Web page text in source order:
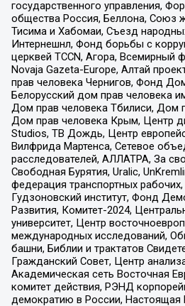
государственного управления,
общества Россия, Беллона, Союз
Тисима и Хабомаи, Съезд
Интернешнл, Фонд борьбы с
церквей TCCN, Агора, Всемирный
Novaja Gazeta-Europe, Алтай
прав человека Чернигов, Фонд
Белорусский дом прав человека
Дом прав человека Тбилиси, Дом
Дом прав человека Крым, Центр
Studios, ТВ Дождь, Центр
Вилфрида Мартенса, Сетевое
расследователей, АЛЛАТРА, За
Свободная Бурятия, Uralic,
федерация транспортных
Гудзоновский институт, Фонд
Развития, Комитет-2024,
университет, Центр
международных исследований,
башни, Библии и трактатов
Гражданский Совет, Центр
Академическая сеть Восточная
комитет действия, РЭНД
демократию в России, Настоящая